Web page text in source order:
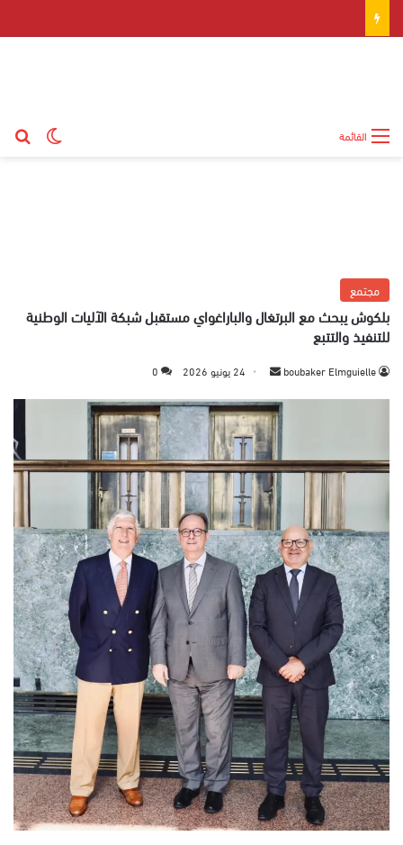
القائمة
مجتمع
بلكوش يبحث مع البرتغال والباراغواي مستقبل شبكة الآليات الوطنية
للتنفيذ والتتبع
boubaker Elmguielle
س
ل
ب
ر
ي
د
ا
إ
ت
و
24 يونيو 2026 0